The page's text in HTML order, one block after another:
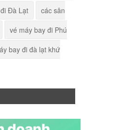
Thuận giá rẻ
máy bay Hà Nội đi
Đà Lạt
các sân
vé máy bay đi Phú
bay đi đà lạt khứ